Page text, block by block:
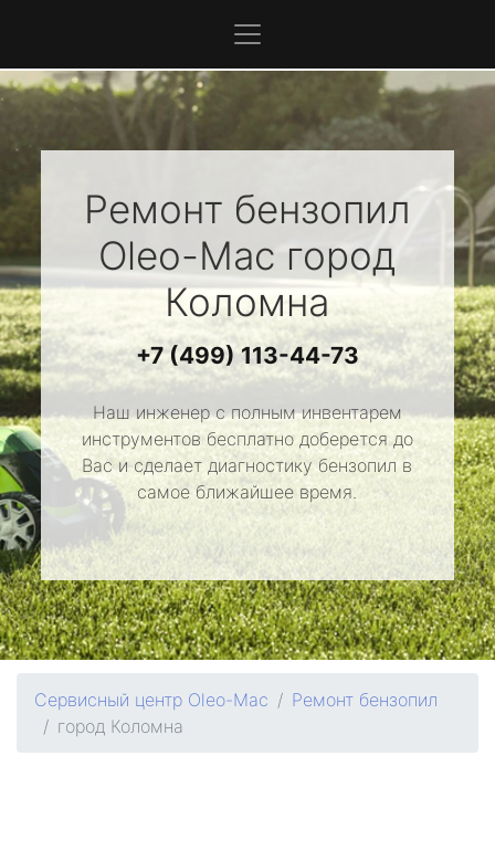
Ремонт бензопил
Oleo-Mac город
Коломна
+7 (499) 113-44-73
Наш инженер с полным инвентарем
инструментов бесплатно доберется до
Вас и сделает диагностику бензопил в
самое ближайшее время.
Сервисный центр Oleo-Mac
Ремонт бензопил
город Коломна